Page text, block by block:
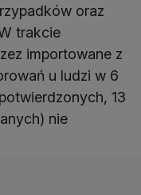
oraz
trakcie
importowane z
u ludzi w 6
13
nie